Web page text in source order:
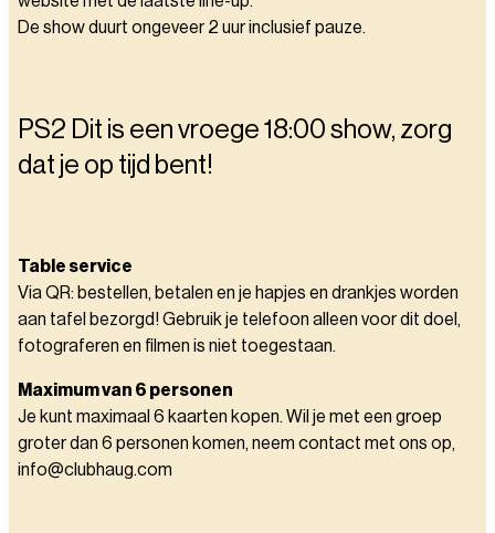
De show duurt ongeveer 2 uur inclusief pauze.
PS2 Dit is een vroege 18:00 show, zorg
dat je op tijd bent!
Table service
Via QR: bestellen, betalen en je hapjes en drankjes worden
aan tafel bezorgd! Gebruik je telefoon alleen voor dit doel,
fotograferen en filmen is niet toegestaan.
Maximum van 6 personen
Je kunt maximaal 6 kaarten kopen. Wil je met een groep
groter dan 6 personen komen, neem contact met ons op,
info@clubhaug.com